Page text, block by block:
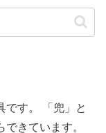
です。 「兜」と
きています。